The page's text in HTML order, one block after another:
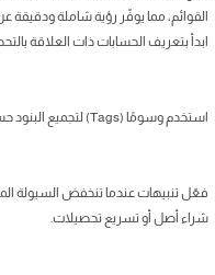
القوائم، مما يوفّر رؤية شاملة ودقيقة
ابدأ بتعريف الحسابات ذات العلاقة
استخدم وسومًا (Tags) لتجميع البنود حسب النشاط، ما يسهّل إنتاج التقارير تلقائيًا.
فعّل تنبيهات عندما تنخفض السيولة
شراء أصل أو تسريع تحصيلات.